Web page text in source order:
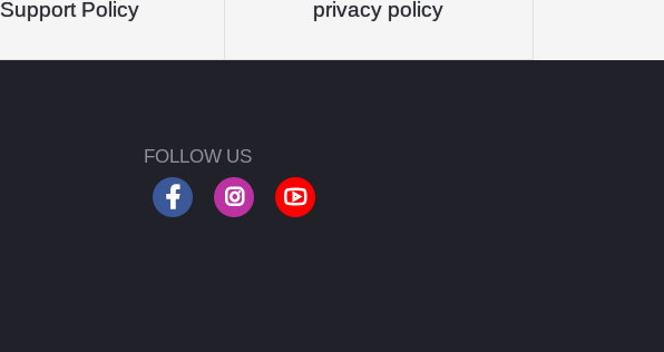
Support Policy privacy policy
FOLLOW US